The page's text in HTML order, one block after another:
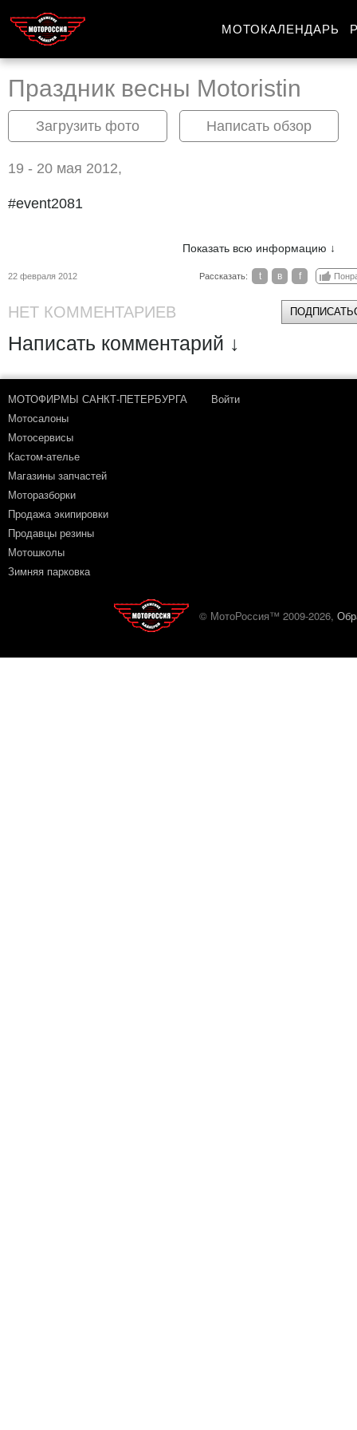
МОТОКАЛЕНДАРЬ
Праздник весны Motoristin
Загрузить фото Написать обзор
19 - 20 мая 2012,
#event2081
Показать всю информацию ↓
22 февраля 2012 Рассказать: t в f
НЕТ КОММЕНТАРИЕВ
Написать комментарий ↓
МОТОФИРМЫ САНКТ-ПЕТЕРБУРГА
Мотосалоны
Мотосервисы
Кастом-ателье
Магазины запчастей
Моторазборки
Продажа экипировки
Продавцы резины
Мотошколы
Зимняя парковка
Войти
© МотоРоссия™ 2009-2026,